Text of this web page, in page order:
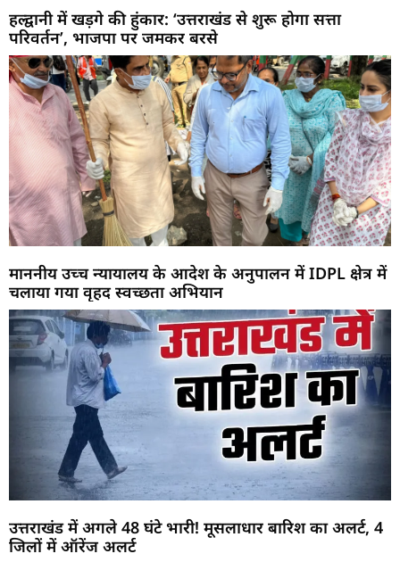
हल्द्वानी में खड़गे की हुंकार: ‘उत्तराखंड से शुरू होगा सत्ता
परिवर्तन’, भाजपा पर जमकर बरसे
माननीय उच्च न्यायालय के आदेश के अनुपालन में IDPL क्षेत्र में
चलाया गया वृहद स्वच्छता अभियान
उत्तराखंड में अगले 48 घंटे भारी! मूसलाधार बारिश का अलर्ट, 4
जिलों में ऑरेंज अलर्ट